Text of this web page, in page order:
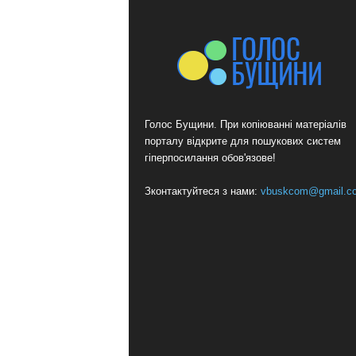
Голос Бущини. При копіюванні матеріалів
порталу відкрите для пошукових систем
гіперпосилання обов'язове!
Зконтактуйтеся з нами: